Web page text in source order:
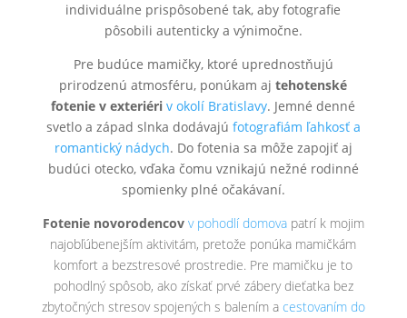
individuálne prispôsobené tak, aby fotografie
pôsobili autenticky a výnimočne.
Pre budúce mamičky, ktoré uprednostňujú
prirodzenú atmosféru, ponúkam ajtehotenské
fotenie v exteriéri v okolí Bratislavy. Jemné denné
svetlo a západ slnka dodávajú fotografiám ľahkosť a
romantický nádych. Do fotenia sa môže zapojiť aj
budúci otecko, vďaka čomu vznikajú nežné rodinné
spomienky plné očakávaní.
Fotenie novorodencov v pohodlí domovapatrí k mojim
najobľúbenejším aktivitám, pretože ponúka mamičkám
komfort a bezstresové prostredie. Pre mamičku je to
pohodlný spôsob, ako získať prvé zábery dieťatka bez
zbytočných stresov spojených s balením a cestovaním do